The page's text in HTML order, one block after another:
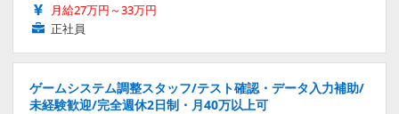
月給27万円～33万円
正社員
ゲームシステム調整スタッフ/テスト確認・データ入力補助/
未経験歓迎/完全週休2日制・月40万以上可